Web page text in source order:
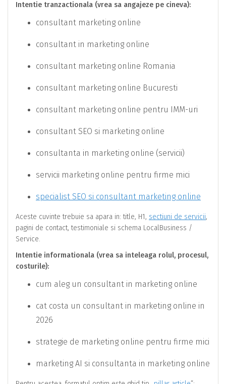
Intentie tranzactionala (vrea sa angajeze pe cineva):
consultant marketing online
consultant in marketing online
consultant marketing online Romania
consultant marketing online Bucuresti
consultant marketing online pentru IMM-uri
consultant SEO si marketing online
consultanta in marketing online (servicii)
servicii marketing online pentru firme mici
specialist SEO si consultant marketing online
Aceste cuvinte trebuie sa apara in: title, H1, sectiuni de servicii,
pagini de contact, testimoniale si schema LocalBusiness /
Service.
Intentie informationala (vrea sa inteleaga rolul, procesul,
costurile):
cum aleg un consultant in marketing online
cat costa un consultant in marketing online in
2026
strategie de marketing online pentru firme mici
marketing AI si consultanta in marketing online